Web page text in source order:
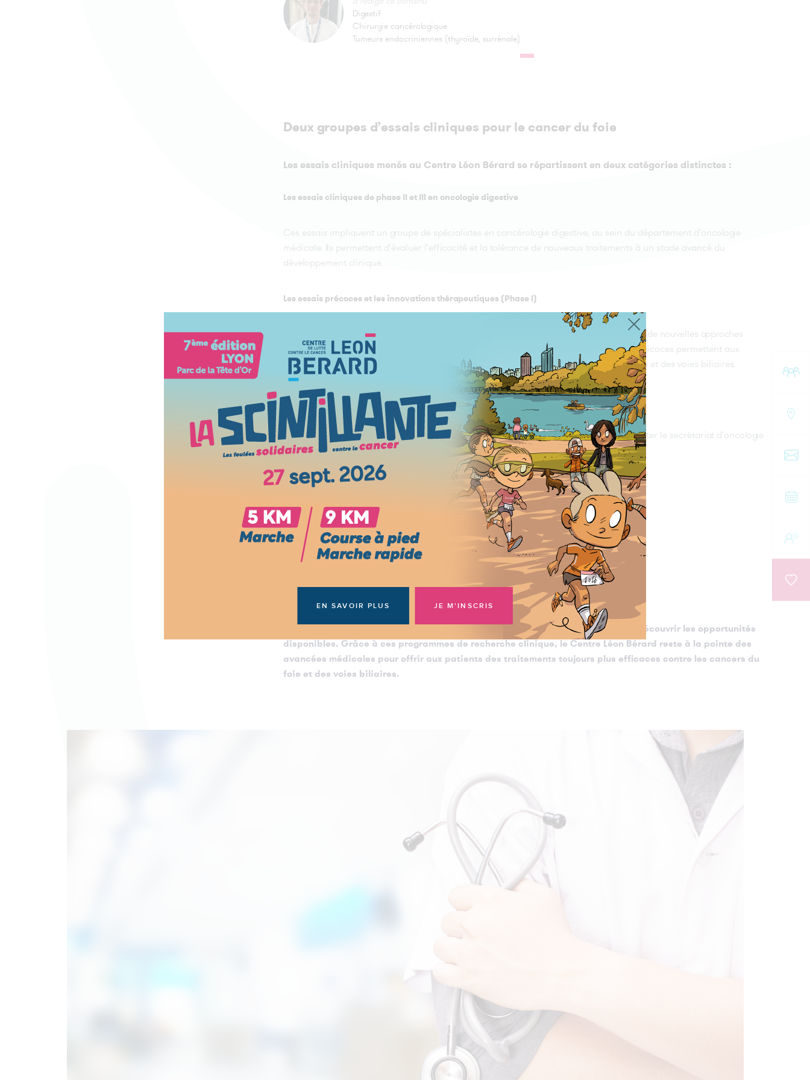
EN SAVOIR PLUS JE M'INSCRIS
Digestif
Chirurgie cancérologique
Tumeurs endocriniennes (thyroïde, surrénale)
Deux groupes d’essais cliniques pour le cancer du foie
Les essais cliniques menés au Centre Léon Bérard se répartissent en deux catégories distinctes :
Les essais cliniques de phase II et III en oncologie digestive
Ces essais impliquent un groupe de spécialistes en cancérologie digestive, au sein du département d’oncologie
médicale. Ils permettent d’évaluer l’efficacité et la tolérance de nouveaux traitements à un stade avancé du
développement clinique.
Les essais précoces et les innovations thérapeutiques (Phase I)
L’équipe spécialisée dans les essais de phase I, dirigée par le Dr Jean-Yves Blay, explore de nouvelles approches
thérapeutiques, notamment pour les cholangiocarcinomes non opérables. Ces études précoces permettent aux
patients d’accéder aux dernières innovations en matière de traitement du cancer du foie et des voies biliaires.
Comment participer à un essai clinique au Centre Léon Bérard ?
Les patients souhaitant intégrer un essai clinique en oncologie digestive peuvent contacter le secrétariat d’oncologie
digestive au sein du département de médecine au 📞04 69 85 60 20.
Étapes pour intégrer un essai clinique
Prise de contact avec le secrétariat d’oncologie digestive.
Constitution d’un dossier médical pour évaluer l’éligibilité.
Étude du dossier par l’équipe médicale.
Proposition des essais cliniques adaptés à votre situation.
Consultezla liste des essais cliniquesen cours directement sur notre site pour découvrir les opportunités
disponibles. Grâce à ces programmes de recherche clinique, le Centre Léon Bérard reste à la pointe des
avancées médicales pour offrir aux patients des traitements toujours plus efficaces contre les cancers du
foie et des voies biliaires.